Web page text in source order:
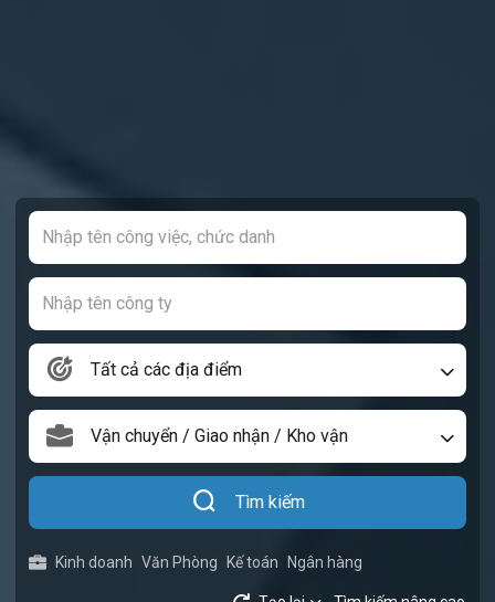
Tất cả các địa điểm
Vận chuyển / Giao nhận / Kho vận
Tìm kiếm
Kinh doanh Văn Phòng Kế toán Ngân hàng